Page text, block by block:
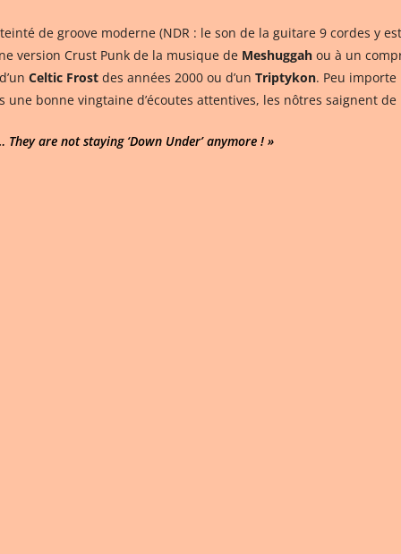
de groove moderne (NDR : le son de la guitare 9 cordes y
version Crust Punk de la musique de Meshuggah ou à un
Celtic Frost des années 2000 ou d’un Triptykon. Peu importe
bonne vingtaine d’écoutes attentives, les nôtres saignent
They are not staying ‘Down Under’ anymore ! »